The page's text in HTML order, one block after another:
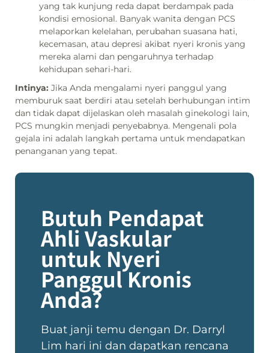
yang tak kunjung reda dapat berdampak pada
kondisi emosional. Banyak wanita dengan PCS
melaporkan kelelahan, perubahan suasana hati,
kecemasan, atau depresi akibat nyeri kronis yang
mereka alami dan pengaruhnya terhadap
kehidupan sehari-hari.
Intinya: Jika Anda mengalami nyeri panggul yang
memburuk saat berdiri atau setelah berhubungan intim
dan tidak dapat dijelaskan oleh masalah ginekologi lain,
PCS mungkin menjadi penyebabnya. Mengenali pola
gejala ini adalah langkah pertama untuk mendapatkan
penanganan yang tepat.
Butuh Pendapat
Ahli Vaskular
untuk Nyeri
Panggul Kronis
Anda?
Buat janji temu dengan Dr. Darryl
Lim hari ini dan dapatkan rencana